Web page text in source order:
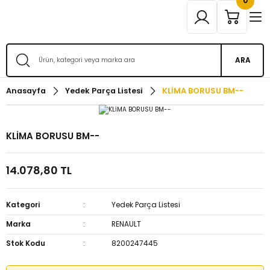
ARA
Anasayfa Yedek Parça Listesi KLİMA BORUSU BM--
KLİMA BORUSU BM--
14.078,80 TL
Kategori
Yedek Parça Listesi
Marka
RENAULT
Stok Kodu
8200247445